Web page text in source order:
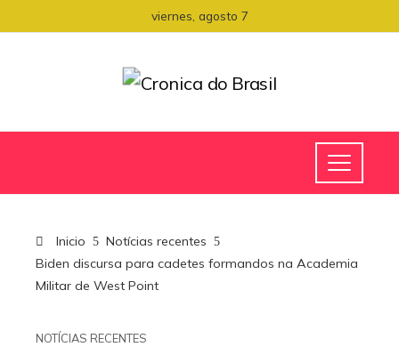
viernes, agosto 7
Inicio
Notícias recentes
Biden discursa para cadetes formandos na Academia
Militar de West Point
NOTÍCIAS RECENTES